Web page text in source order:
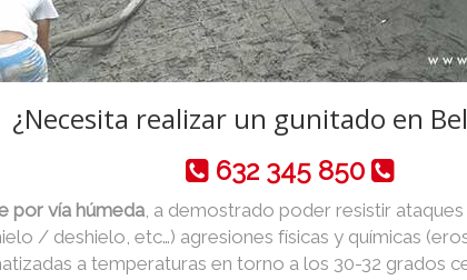
¿Necesita realizar un gunitado en
632 345 850
por vía húmeda, a demostrado poder resistir
/ deshielo, etc…) agresiones físicas y químicas
a temperaturas en torno a los 30-32 grados